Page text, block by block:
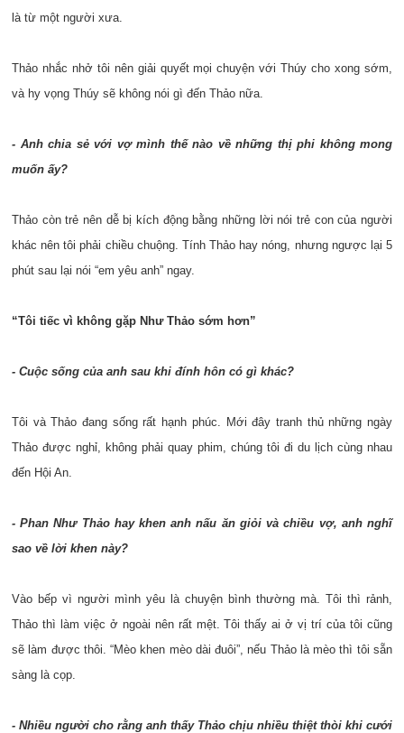
là từ một người xưa.
Thảo nhắc nhở tôi nên giải quyết mọi chuyện với Thúy cho xong sớm,
và hy vọng Thúy sẽ không nói gì đến Thảo nữa.
- Anh chia sẻ với vợ mình thế nào về những thị phi không mong
muốn ấy?
Thảo còn trẻ nên dễ bị kích động bằng những lời nói trẻ con của người
khác nên tôi phải chiều chuộng. Tính Thảo hay nóng, nhưng ngược lại 5
phút sau lại nói “em yêu anh” ngay.
“Tôi tiếc vì không gặp Như Thảo sớm hơn”
- Cuộc sống của anh sau khi đính hôn có gì khác?
Tôi và Thảo đang sống rất hạnh phúc. Mới đây tranh thủ những ngày
Thảo được nghỉ, không phải quay phim, chúng tôi đi du lịch cùng nhau
đến Hội An.
- Phan Như Thảo hay khen anh nấu ăn giỏi và chiều vợ, anh nghĩ
sao về lời khen này?
Vào bếp vì người mình yêu là chuyện bình thường mà. Tôi thì rảnh,
Thảo thì làm việc ở ngoài nên rất mệt. Tôi thấy ai ở vị trí của tôi cũng
sẽ làm được thôi. “Mèo khen mèo dài đuôi”, nếu Thảo là mèo thì tôi sẵn
sàng là cọp.
- Nhiều người cho rằng anh thấy Thảo chịu nhiều thiệt thòi khi cưới